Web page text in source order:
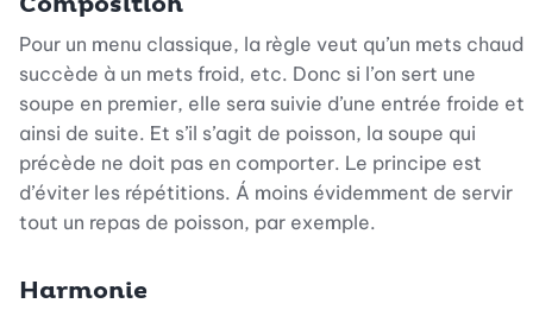
Pour un menu classique, la règle veut qu’un mets chaud
succède à un mets froid, etc. Donc si l’on sert une
soupe en premier, elle sera suivie d’une entrée froide et
ainsi de suite. Et s’il s’agit de poisson, la soupe qui
précède ne doit pas en comporter. Le principe est
d’éviter les répétitions. Á moins évidemment de servir
tout un repas de poisson, par exemple.
Harmonie